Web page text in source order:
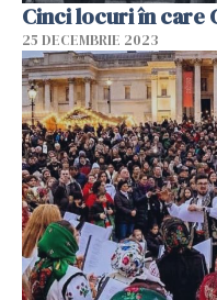
Cinci locuri în care
25 DECEMBRIE 2023